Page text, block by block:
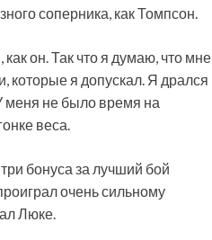
соперника, как Томпсон.
он. Так что я думаю, что мне
которые я допускал. Я дрался
меня не было время на
веса.
бонуса за лучший бой
очень сильному
Люке.